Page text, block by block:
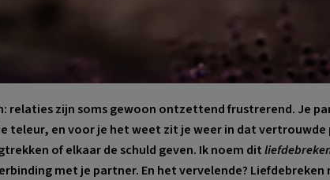
relaties zijn soms gewoon ontzettend frustrerend. Je
teleur, en voor je het weet zit je weer in dat
of elkaar de schuld geven. Ik noem dit
met je partner. En het vervelende? Liefdebreken